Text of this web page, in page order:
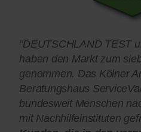
"DEUTSCHLAND TEST
haben den Markt zum
genommen. Das Kölner
Beratungshaus
bundesweit Menschen
mit Nachhilfeinstituten